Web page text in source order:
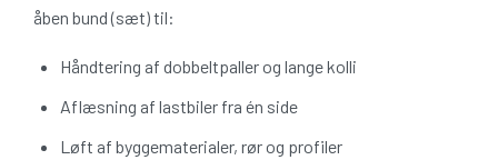
åben bund (sæt) til:
Håndtering af dobbeltpaller og lange kolli
Aflæsning af lastbiler fra én side
Løft af byggematerialer, rør og profiler